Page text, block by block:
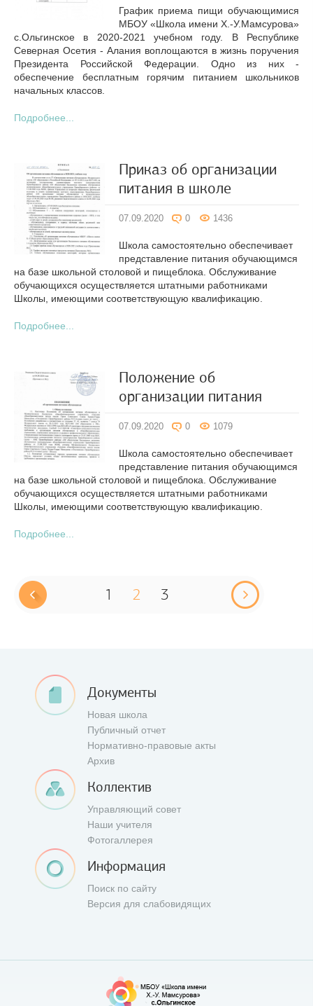
График приема пищи обучающимися
МБОУ «Школа имени Х.-У.Мамсурова»
с.Ольгинское в 2020-2021 учебном году. В Республике
Северная Осетия - Алания воплощаются в жизнь поручения
Президента Российской Федерации. Одно из них -
обеспечение бесплатным горячим питанием школьников
начальных классов.
Подробнее...
Приказ об организации
питания в школе
07.09.2020 0 1436
Школа самостоятельно обеспечивает
представление питания обучающимся
на базе школьной столовой и пищеблока. Обслуживание
обучающихся осуществляется штатными работниками
Школы, имеющими соответствующую квалификацию.
Подробнее...
Положение об
организации питания
07.09.2020 0 1079
Школа самостоятельно обеспечивает
представление питания обучающимся
на базе школьной столовой и пищеблока. Обслуживание
обучающихся осуществляется штатными работниками
Школы, имеющими соответствующую квалификацию.
Подробнее...
1 2 3
Документы
Новая школа
Публичный отчет
Нормативно-правовые акты
Архив
Коллектив
Управляющий совет
Наши учителя
Фотогаллерея
Информация
Поиск по сайту
Версия для слабовидящих